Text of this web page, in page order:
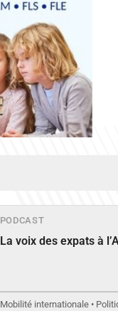
PODCAST
La voix des expats à
Mobilité internationale •